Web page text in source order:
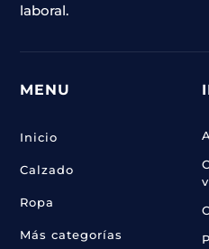
laboral.
MENU
Inicio
Calzado
Ropa
Más categorías